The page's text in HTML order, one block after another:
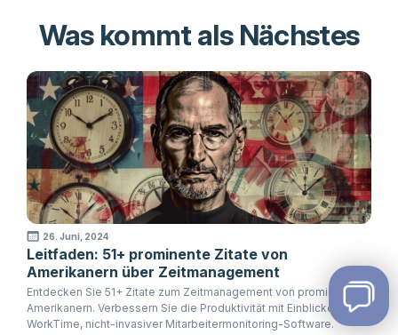
Was kommt als Nächstes
26. Juni, 2024
Leitfaden: 51+ prominente Zitate von
Amerikanern über Zeitmanagement
Entdecken Sie 51+ Zitate zum Zeitmanagement von prominenten
Amerikanern. Verbessern Sie die Produktivität mit Einblicken von
WorkTime, nicht-invasiver Mitarbeitermonitoring-Software.